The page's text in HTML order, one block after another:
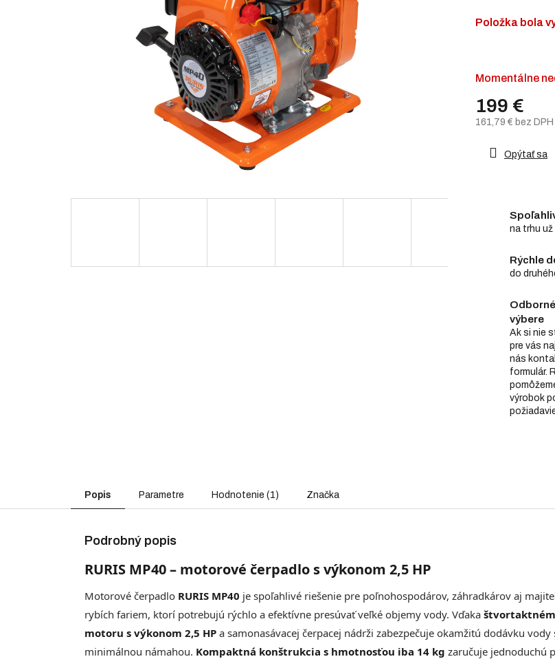
199 €
161,79 € bez DPH
cena:
Momentálne
Položka bola
Opýtať sa
na trhu už
Rýchle
do
výbere
Ak si nie
pre vás
nás
formulár.
výrobok
5
Popis Parametre Hodnotenie (1) Značka
Podrobný popis
RURIS MP40 – motorové čerpadlo s výkonom 2,5 HP
Motorové čerpadlo RURIS MP40 je spoľahlivé riešenie pre poľnohospodárov, záhradkárov aj
rybích fariem, ktorí potrebujú rýchlo a efektívne presúvať veľké objemy vody. Vďaka
motoru s výkonom 2,5 HP a samonasávacej čerpacej nádrži zabezpečuje okamžitú dodávku vody
minimálnou námahou. Kompaktná konštrukcia s hmotnosťou iba 14 kg zaručuje jednoduchú